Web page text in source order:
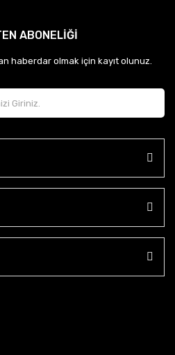
ABONELİĞİ
haberdar olmak için kayıt olunuz.